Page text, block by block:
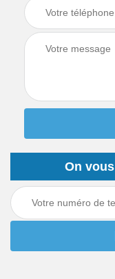
On